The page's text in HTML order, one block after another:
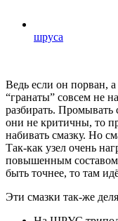
шруса
Ведь если он порван,
“гранаты” совсем не
разбирать.
они не критичны, то
набивать смазку. Но
Так-как узел очень
повышенным
быть точнее, то там
Эти смазки так-же